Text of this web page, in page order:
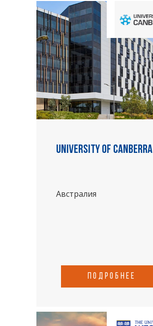
University of Canberra
Австралия
подробнее